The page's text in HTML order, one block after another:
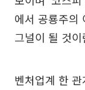
에서 공룡주의
그널이 될 것
벤처업계 한